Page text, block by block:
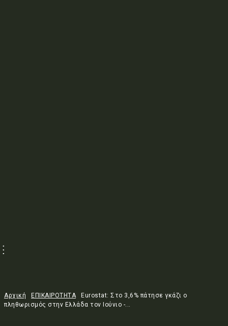
Αρχική ΕΠΙΚΑΙΡΟΤΗΤΑ
Eurostat: Στο 3,6% πάτησε γκάζι ο
πληθωρισμός στην Ελλάδα τον Ιούνιο -...